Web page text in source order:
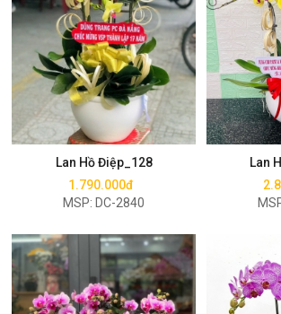
Lan Hồ Điệp_128
1.790.000đ
MSP: DC-2840
Mua ngay
Lan